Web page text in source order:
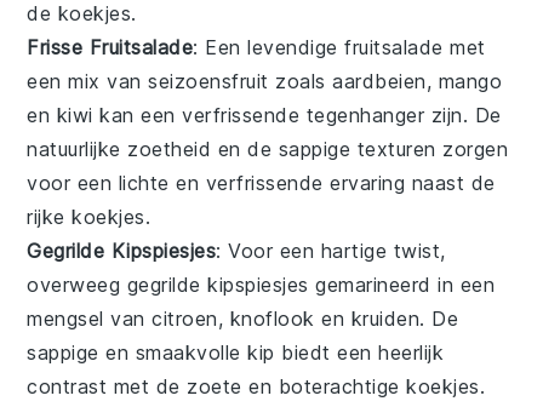
de koekjes.
Frisse Fruitsalade: Een levendigefruitsalade met
een mix vanseizoensfruit zoalsaardbeien, mango
en kiwi kan een verfrissende tegenhanger zijn. De
natuurlijke zoetheid en de sappige texturen zorgen
voor een lichte en verfrissende ervaring naast de
rijke koekjes.
Gegrilde Kipspiesjes: Voor een hartige twist,
overweeg gegrilde kipspiesjes gemarineerd in een
mengsel vancitroen, knoflook en kruiden. De
sappige en smaakvolle kip biedt een heerlijk
contrast met de zoete en boterachtige koekjes.